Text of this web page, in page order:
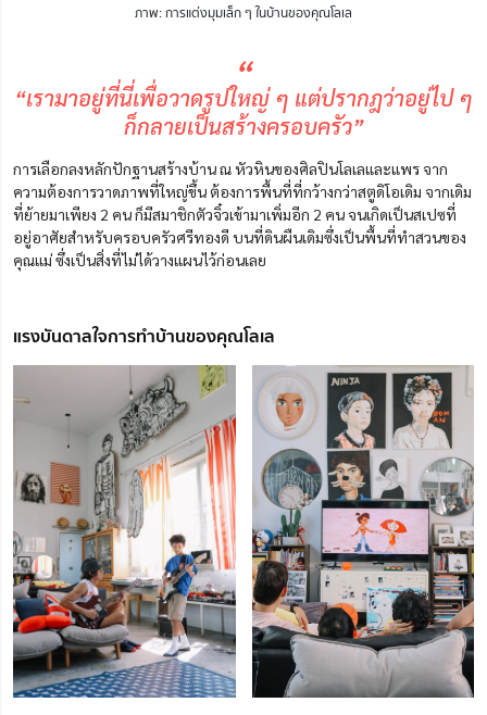
ภาพ: การแต่งมุมเล็ก ๆ ในบ้านของคุณโลเล
“
“เรามาอยู่ที่นี่เพื่อวาดรูปใหญ่ ๆ แต่ปรากฎว่าอยู่ไป ๆ
ก็กลายเป็นสร้างครอบครัว”
การเลือกลงหลักปักฐานสร้างบ้าน ณ หัวหินของศิลปินโลเลและแพร จาก
ความต้องการวาดภาพที่ใหญ่ขึ้น ต้องการพื้นที่ที่กว้างกว่าสตูดิโอเดิม จากเดิม
ที่ย้ายมาเพียง 2 คน ก็มีสมาชิกตัวจิ๋วเข้ามาเพิ่มอีก 2 คน จนเกิดเป็นสเปซที่
อยู่อาศัยสำหรับครอบครัวศรีทองดี บนที่ดินผืนเดิมซึ่งเป็นพื้นที่ทำสวนของ
คุณแม่ ซึ่งเป็นสิ่งที่ไม่ได้วางแผนไว้ก่อนเลย
แรงบันดาลใจการทำบ้านของคุณโลเล